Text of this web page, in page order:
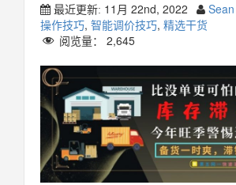
最近更新: 11月 22nd, 2022
操作技巧, 智能调价技巧, 精选干货
阅览量： 2,645